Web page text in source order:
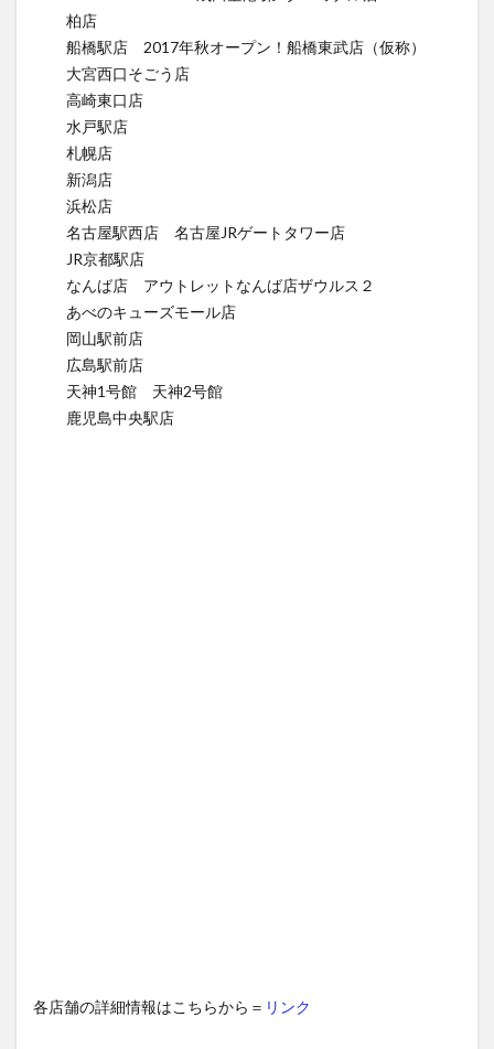
柏店
船橋駅店 2017年秋オープン！船橋東武店（仮称）
大宮西口そごう店
高崎東口店
水戸駅店
札幌店
新潟店
浜松店
名古屋駅西店 名古屋JRゲートタワー店
JR京都駅店
なんば店 アウトレットなんば店ザウルス２
あべのキューズモール店
岡山駅前店
広島駅前店
天神1号館 天神2号館
鹿児島中央駅店
各店舗の詳細情報はこちらから＝ リンク